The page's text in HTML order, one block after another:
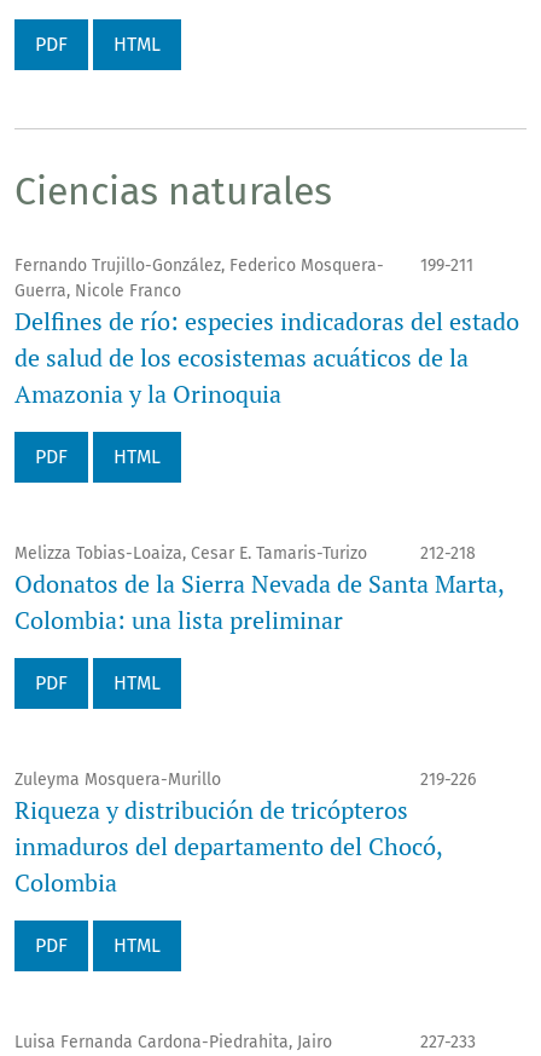
PDF HTML
Ciencias naturales
Fernando Trujillo-González, Federico Mosquera-
Guerra, Nicole Franco
199-211
Delfines de río: especies indicadoras del estado
de salud de los ecosistemas acuáticos de la
Amazonia y la Orinoquia
PDF HTML
Melizza Tobias-Loaiza, Cesar E. Tamaris-Turizo 212-218
Odonatos de la Sierra Nevada de Santa Marta,
Colombia: una lista preliminar
PDF HTML
Zuleyma Mosquera-Murillo 219-226
Riqueza y distribución de tricópteros
inmaduros del departamento del Chocó,
Colombia
PDF HTML
Luisa Fernanda Cardona-Piedrahita, Jairo 227-233